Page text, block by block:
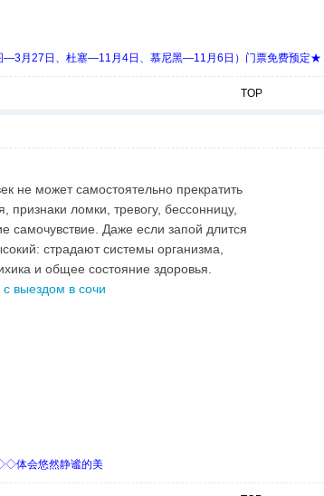
—3月27日、杜塞—11月4日、慕尼黑—11月6日）门票免费预定★
TOP
не может самостоятельно прекратить
ломки, тревогу, бессонницу,
самочувствие. Даже если запой длится
страдают системы организма,
и общее состояние здоровья.
выездом в сочи
体会悠然静谧的美